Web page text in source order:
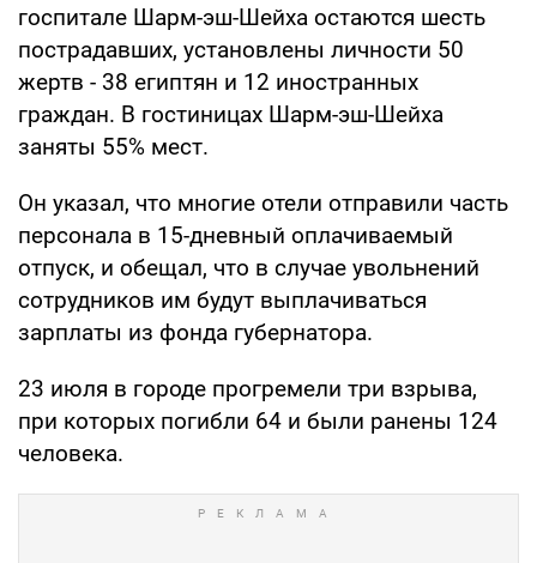
госпитале Шарм-эш-Шейха остаются шесть
пострадавших, установлены личности 50
жертв - 38 египтян и 12 иностранных
граждан. В гостиницах Шарм-эш-Шейха
заняты 55% мест.
Он указал, что многие отели отправили часть
персонала в 15-дневный оплачиваемый
отпуск, и обещал, что в случае увольнений
сотрудников им будут выплачиваться
зарплаты из фонда губернатора.
23 июля в городе прогремели три взрыва,
при которых погибли 64 и были ранены 124
человека.